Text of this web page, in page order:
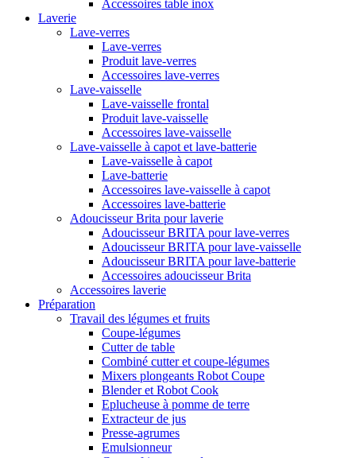
Accessoires table inox
Laverie
Lave-verres
Lave-verres
Produit lave-verres
Accessoires lave-verres
Lave-vaisselle
Lave-vaisselle frontal
Produit lave-vaisselle
Accessoires lave-vaisselle
Lave-vaisselle à capot et lave-batterie
Lave-vaisselle à capot
Lave-batterie
Accessoires lave-vaisselle à capot
Accessoires lave-batterie
Adoucisseur Brita pour laverie
Adoucisseur BRITA pour lave-verres
Adoucisseur BRITA pour lave-vaisselle
Adoucisseur BRITA pour lave-batterie
Accessoires adoucisseur Brita
Accessoires laverie
Préparation
Travail des légumes et fruits
Coupe-légumes
Cutter de table
Combiné cutter et coupe-légumes
Mixers plongeants Robot Coupe
Blender et Robot Cook
Eplucheuse à pomme de terre
Extracteur de jus
Presse-agrumes
Emulsionneur